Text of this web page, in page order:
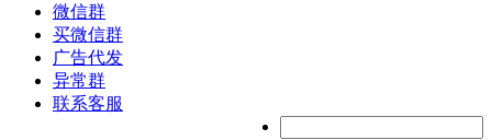
微信群
买微信群
广告代发
异常群
联系客服